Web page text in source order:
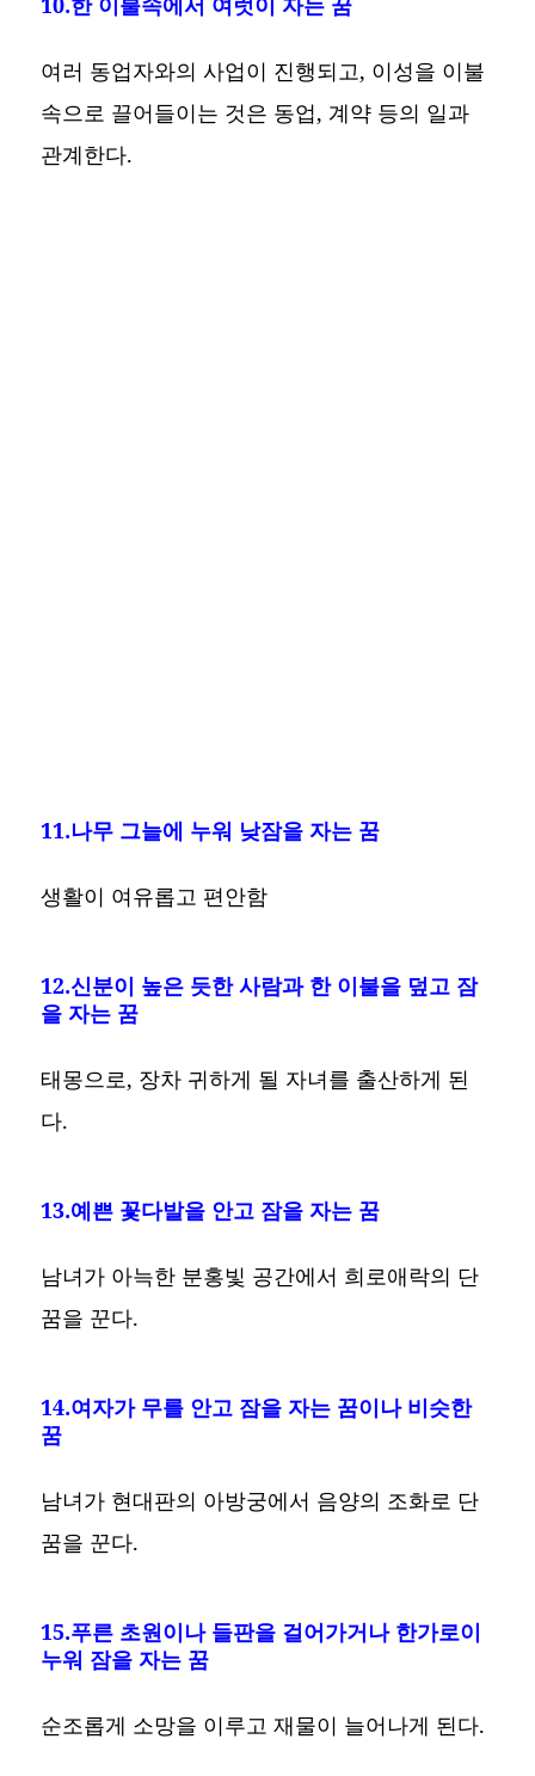
여러 동업자와의 사업이 진행되고, 이성을 이불
속으로 끌어들이는 것은 동업, 계약 등의 일과
관계한다.
11.나무 그늘에 누워 낮잠을 자는 꿈
생활이 여유롭고 편안함
12.신분이 높은 듯한 사람과 한 이불을 덮고 잠
을 자는 꿈
태몽으로, 장차 귀하게 될 자녀를 출산하게 된
다.
13.예쁜 꽃다발을 안고 잠을 자는 꿈
남녀가 아늑한 분홍빛 공간에서 희로애락의 단
꿈을 꾼다.
14.여자가 무를 안고 잠을 자는 꿈이나 비슷한
꿈
남녀가 현대판의 아방궁에서 음양의 조화로 단
꿈을 꾼다.
15.푸른 초원이나 들판을 걸어가거나 한가로이
누워 잠을 자는 꿈
순조롭게 소망을 이루고 재물이 늘어나게 된다.